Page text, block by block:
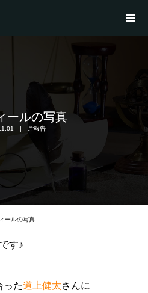
ールの写真
ご報告
ールの写真
す♪
った道上健太さんに